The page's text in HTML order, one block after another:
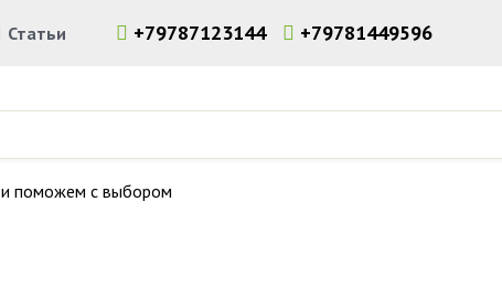
Статьи +79787123144 +79781449596
и поможем с выбором